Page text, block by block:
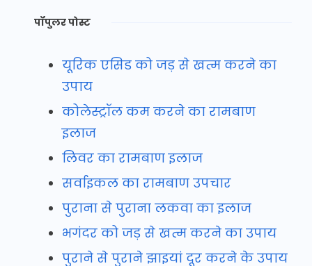
पॉपुलर पोस्ट
यूरिक एसिड को जड़ से खत्म करने का
उपाय
कोलेस्ट्रॉल कम करने का रामबाण
इलाज
लिवर का रामबाण इलाज
सर्वाइकल का रामबाण उपचार
पुराना से पुराना लकवा का इलाज
भगंदर को जड़ से खत्म करने का उपाय
पुराने से पुराने झाइयां दूर करने के उपाय